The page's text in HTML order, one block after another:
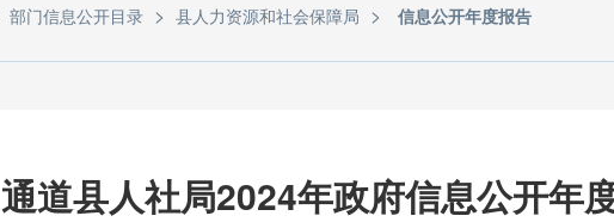
部门信息公开目录 > 县人力资源和社会保障局 > 信息公开年度报告
通道县人社局2024年政府信息公开年